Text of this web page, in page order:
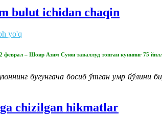
bulut ichidan chaqin
yo'q
феврал – Шоир Азим Суюн таваллуд топган куннинг 75
бугунгача босиб ўтган умр йўлини
chizilgan hikmatlar